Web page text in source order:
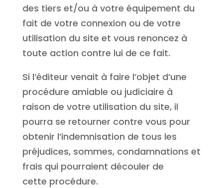
des tiers et/ou à votre équipement du
fait de votre connexion ou de votre
utilisation du site et vous renoncez à
toute action contre lui de ce fait.
Si l’éditeur venait à faire l’objet d’une
procédure amiable ou judiciaire à
raison de votre utilisation du site, il
pourra se retourner contre vous pour
obtenir l’indemnisation de tous les
préjudices, sommes, condamnations et
frais qui pourraient découler de
cette procédure.